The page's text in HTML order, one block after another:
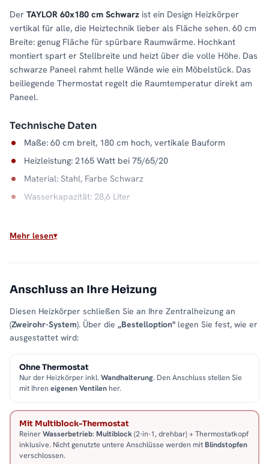
Der TAYLOR 60x180 cm Schwarz ist ein Design Heizkörper
vertikal für alle, die Heiztechnik lieber als Fläche sehen. 60 cm
Breite: genug Fläche für spürbare Raumwärme. Hochkant
montiert spart er Stellbreite und heizt über die volle Höhe. Das
schwarze Paneel rahmt helle Wände wie ein Möbelstück. Das
beiliegende Thermostat regelt die Raumtemperatur direkt am
Paneel.
Technische Daten
Maße: 60 cm breit, 180 cm hoch, vertikale Bauform
Heizleistung: 2165 Watt bei 75/65/20
Material: Stahl, Farbe Schwarz
Wasserkapazität: 28,6 Liter
Wo früher Rippen die Wand füllten, hängt jetzt eine glatte
Ausführungen finden Sie in der Kategorie
Mehr lesen
Anschluss an Ihre Heizung
Diesen Heizkörper schließen Sie an Ihre Zentralheizung an
(Zweirohr-System). Über die „Bestelloption" legen Sie fest, wie er
ausgestattet wird:
Ohne Thermostat
Nur der Heizkörper inkl. Wandhalterung. Den Anschluss stellen Sie
mit Ihren eigenen Ventilen her.
Mit Multiblock-Thermostat
ReinerWasserbetrieb: Multiblock(2-in-1, drehbar) + Thermostatkopf
inklusive. Nicht genutzte untere Anschlüsse werden mitBlindstopfen
verschlossen.